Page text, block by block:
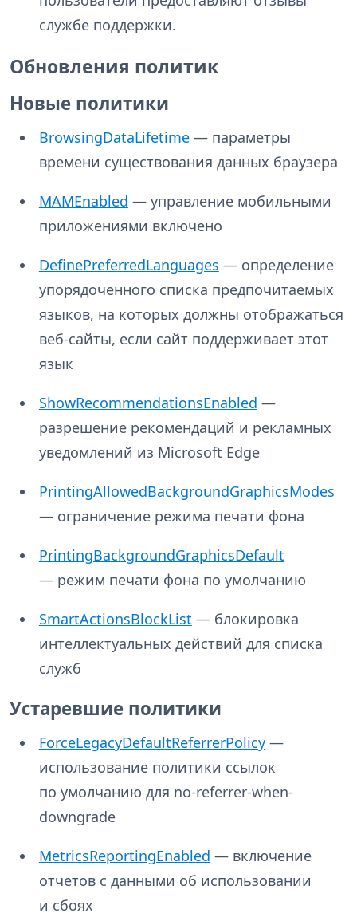
службе поддержки.
Обновления политик
Новые политики
BrowsingDataLifetime— параметры
времени существования данных браузера
MAMEnabled — управление мобильными
приложениями включено
DefinePreferredLanguages — определение
упорядоченного списка предпочитаемых
языков, на которых должны отображаться
веб-сайты, если сайт поддерживает этот
язык
ShowRecommendationsEnabled —
разрешение рекомендаций и рекламных
уведомлений из Microsoft Edge
PrintingAllowedBackgroundGraphicsModes
— ограничение режима печати фона
PrintingBackgroundGraphicsDefault
— режим печати фона по умолчанию
SmartActionsBlockList — блокировка
интеллектуальных действий для списка
служб
Устаревшие политики
ForceLegacyDefaultReferrerPolicy—
использование политики ссылок
по умолчанию для no-referrer-when-
downgrade
MetricsReportingEnabled — включение
отчетов с данными об использовании
и сбоях